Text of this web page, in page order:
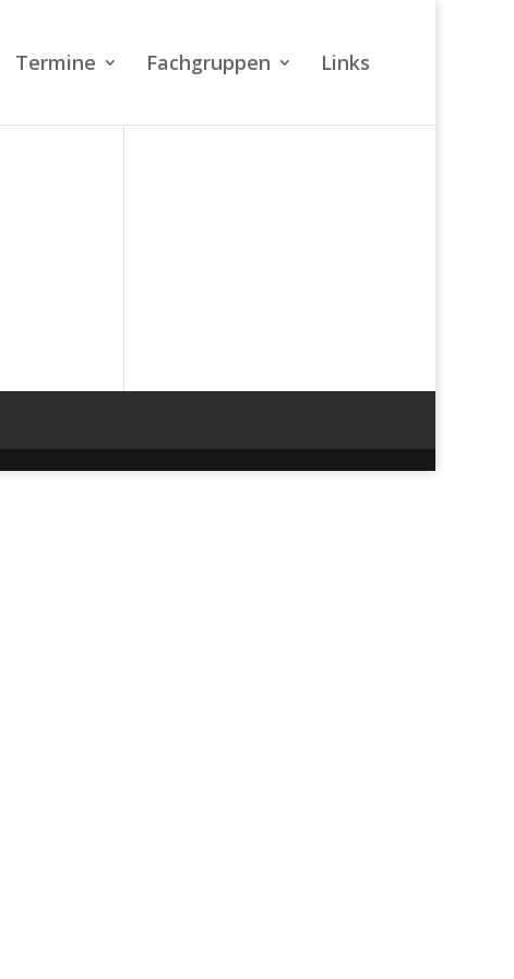
Termine Fachgruppen Links